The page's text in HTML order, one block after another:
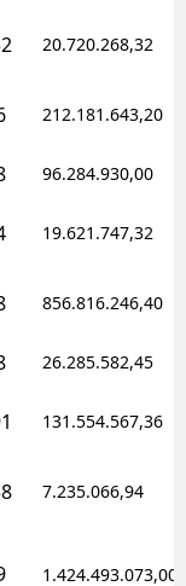
20.720.268,32
212.181.643,20
96.284.930,00
19.621.747,32
856.816.246,40
26.285.582,45
131.554.567,36
7.235.066,94
1.424.493.073,00